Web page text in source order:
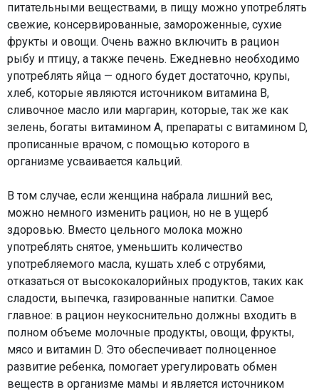
питательными веществами, в пищу можно употреблять
свежие, консервированные, замороженные, сухие
фрукты и овощи. Очень важно включить в рацион
рыбу и птицу, а также печень. Ежедневно необходимо
употреблять яйца — одного будет достаточно, крупы,
хлеб, которые являются источником витамина В,
сливочное масло или маргарин, которые, так же как
зелень, богаты витамином А, препараты c витамином D,
прописанные врачом, с помощью которого в
организме усваивается кальций.
В том случае, если женщина набрала лишний вес,
можно немного изменить рацион, но не в ущерб
здоровью. Вместо цельного молока можно
употреблять снятое, уменьшить количество
употребляемого масла, кушать хлеб с отрубями,
отказаться от высококалорийных продуктов, таких как
сладости, выпечка, газированные напитки. Самое
главное: в рацион неукоснительно должны входить в
полном объеме молочные продукты, овощи, фрукты,
мясо и витамин D. Это обеспечивает полноценное
развитие ребенка, помогает урегулировать обмен
веществ в организме мамы и является источником